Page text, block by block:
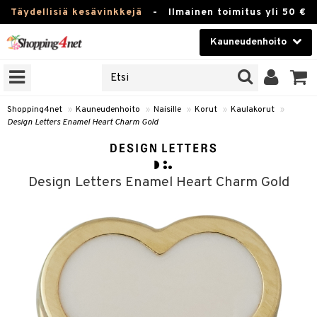
Täydellisiä kesävinkkejä - Ilmainen toimitus yli 50 €
Kauneudenhoito
Kauneudenhoito
Piilolinssit
Fitness
Koti & Sisustus
Lelut, Lapsi & Vauva
Tuotemerkkejä
Kampanjat
Shopping4net » Kauneudenhoito » Naisille » Korut » Kaulakorut »
Design Letters Enamel Heart Charm Gold
Design Letters Enamel Heart Charm Gold
/ Kammat
tuotteet